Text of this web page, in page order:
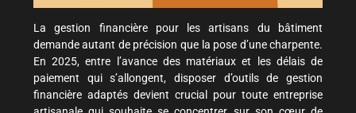
La gestion financière pour les artisans du bâtiment
demande autant de précision que la pose d’une charpente.
En 2025, entre l’avance des matériaux et les délais de
paiement qui s’allongent, disposer d’outils de gestion
financière adaptés devient crucial pour toute entreprise